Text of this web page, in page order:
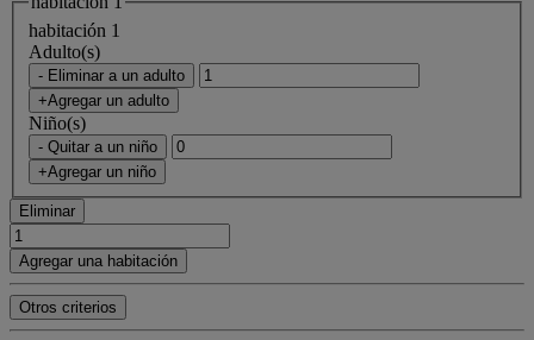
habitación 1
Adulto(s)
- Eliminar a un adulto
+Agregar un adulto
Niño(s)
- Quitar a un niño
+Agregar un niño
Eliminar
Agregar una habitación
Otros criterios